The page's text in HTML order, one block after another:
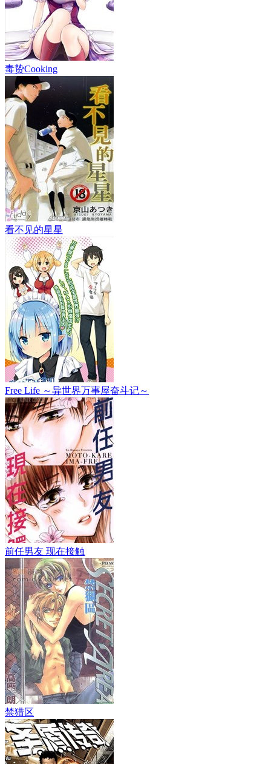
毒贽Cooking
看不见的星星
Free Life ～异世界万事屋奋斗记～
前任男友 现在接触
禁猎区